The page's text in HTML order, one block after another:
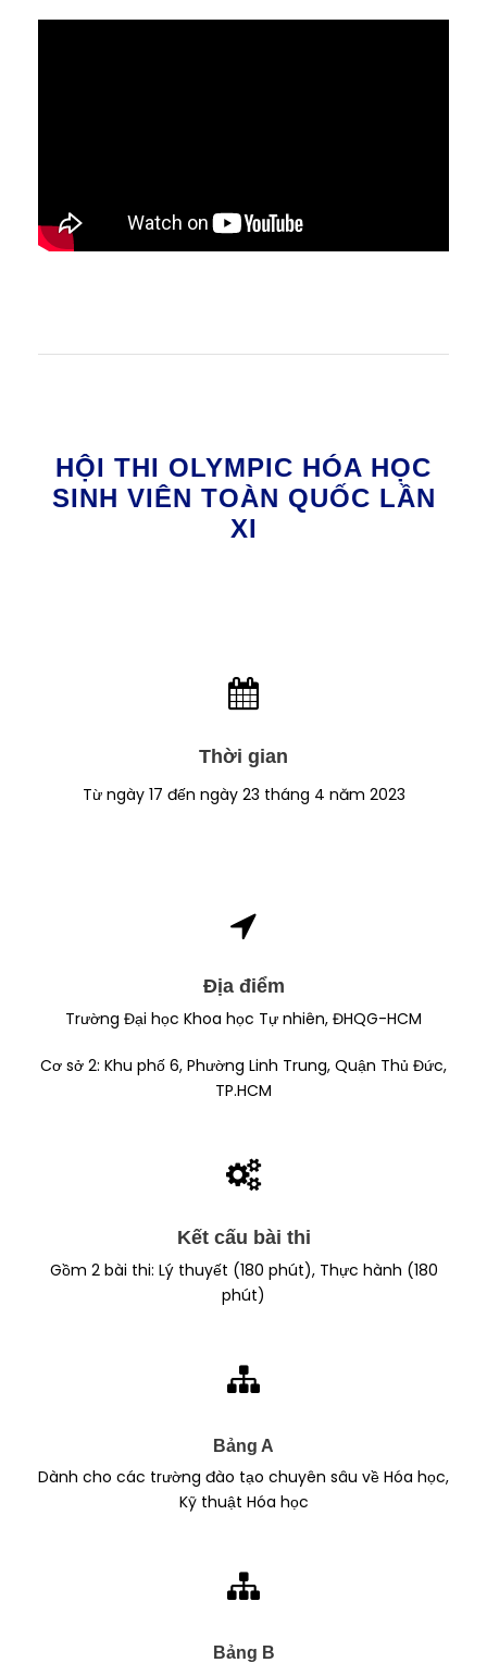
HỘI THI OLYMPIC HÓA HỌC
SINH VIÊN TOÀN QUỐC LẦN
XI
Thời gian
Từ ngày 17 đến ngày 23 tháng 4 năm 2023
Địa điểm
Trường Đại học Khoa học Tự nhiên, ĐHQG-HCM
Cơ sở 2: Khu phố 6, Phường Linh Trung, Quận Thủ Đức,
TP.HCM
Kết cấu bài thi
Gồm 2 bài thi: Lý thuyết (180 phút), Thực hành (180
phút)
Bảng A
Dành cho các trường đào tạo chuyên sâu về Hóa học,
Kỹ thuật Hóa học
Bảng B